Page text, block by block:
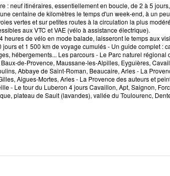
: neuf itinéraires, essentiellement en boucle, de 2 à 5
centaine de kilomètres le temps d'un week-end, à un
vertes et sur petites routes à la circulation la plus
aux VTC et VAE (vélo à assistance électrique).
heures de vélo en mode balade, laisseront le temps aux
et 1 500 km de voyage cumulés - Un guide complet :
hébergements... Les parcours - Le Parc naturel
de-Provence, Maussane-les-Alpilles, Eyguières,
Abbaye de Saint-Roman, Beaucaire, Arles - La
Aigues-Mortes, Arles - La Provence des auteurs et
- Le tour du Luberon 4 jours Cavaillon, Apt, Saignon,
plateau de Sault (lavandes), vallée du Toulourenc,